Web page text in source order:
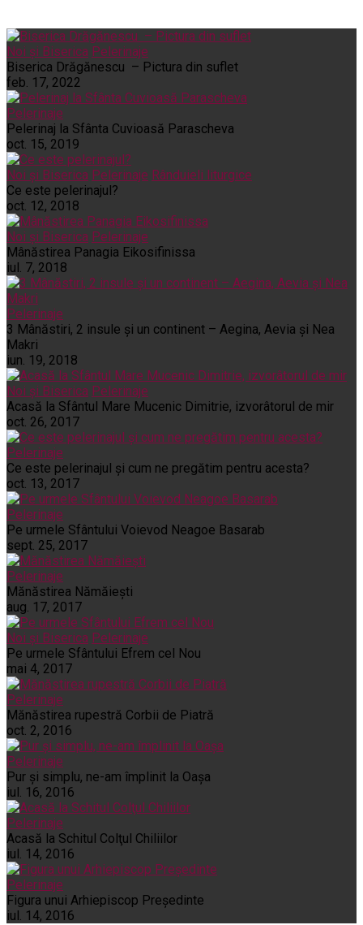
Noi și Biserica Pelerinaje
Biserica Drăgănescu – Pictura din suflet
feb. 17, 2022
Pelerinaje
Pelerinaj la Sfânta Cuvioasă Parascheva
oct. 15, 2019
Noi și Biserica Pelerinaje Rânduieli liturgice
Ce este pelerinajul?
oct. 12, 2018
Noi și Biserica Pelerinaje
Mânăstirea Panagia Eikosifinissa
iul. 7, 2018
Pelerinaje
3 Mânăstiri, 2 insule și un continent – Aegina, Aevia și Nea
Makri
iun. 19, 2018
Noi și Biserica Pelerinaje
Acasă la Sfântul Mare Mucenic Dimitrie, izvorâtorul de mir
oct. 26, 2017
Pelerinaje
Ce este pelerinajul şi cum ne pregătim pentru acesta?
oct. 13, 2017
Pelerinaje
Pe urmele Sfântului Voievod Neagoe Basarab
sept. 25, 2017
Pelerinaje
Mănăstirea Nămăiești
aug. 17, 2017
Noi și Biserica Pelerinaje
Pe urmele Sfântului Efrem cel Nou
mai 4, 2017
Pelerinaje
Mănăstirea rupestră Corbii de Piatră
oct. 2, 2016
Pelerinaje
Pur şi simplu, ne-am împlinit la Oaşa
iul. 16, 2016
Pelerinaje
Acasă la Schitul Colţul Chiliilor
iul. 14, 2016
Pelerinaje
Figura unui Arhiepiscop Preşedinte
iul. 14, 2016